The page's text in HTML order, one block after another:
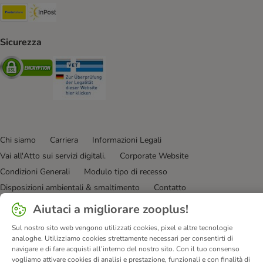
Poste Italiane. Shipping Method
Sicurezza
Security
Chi siamo Carriera
Informazioni Legali
Vai all'Atto sui servizi digitali.
Corporate Website
Condizioni Generali
Modulo tipo di recesso
Disposizioni ambientali & smaltimento
Contatto
Spese e tempi di consegna
Metodi di Pagamento
I clienti dicono di noi
Dichiarazione di accessibilità
© zooplus SE 2026
Aiutaci a migliorare zooplus!
Sul nostro sito web vengono utilizzati cookies, pixel e altre tecnologie
analoghe. Utilizziamo cookies strettamente necessari per consentirti di
navigare e di fare acquisti all’interno del nostro sito. Con il tuo consenso
vogliamo attivare cookies di analisi e prestazione, funzionali e con finalità di